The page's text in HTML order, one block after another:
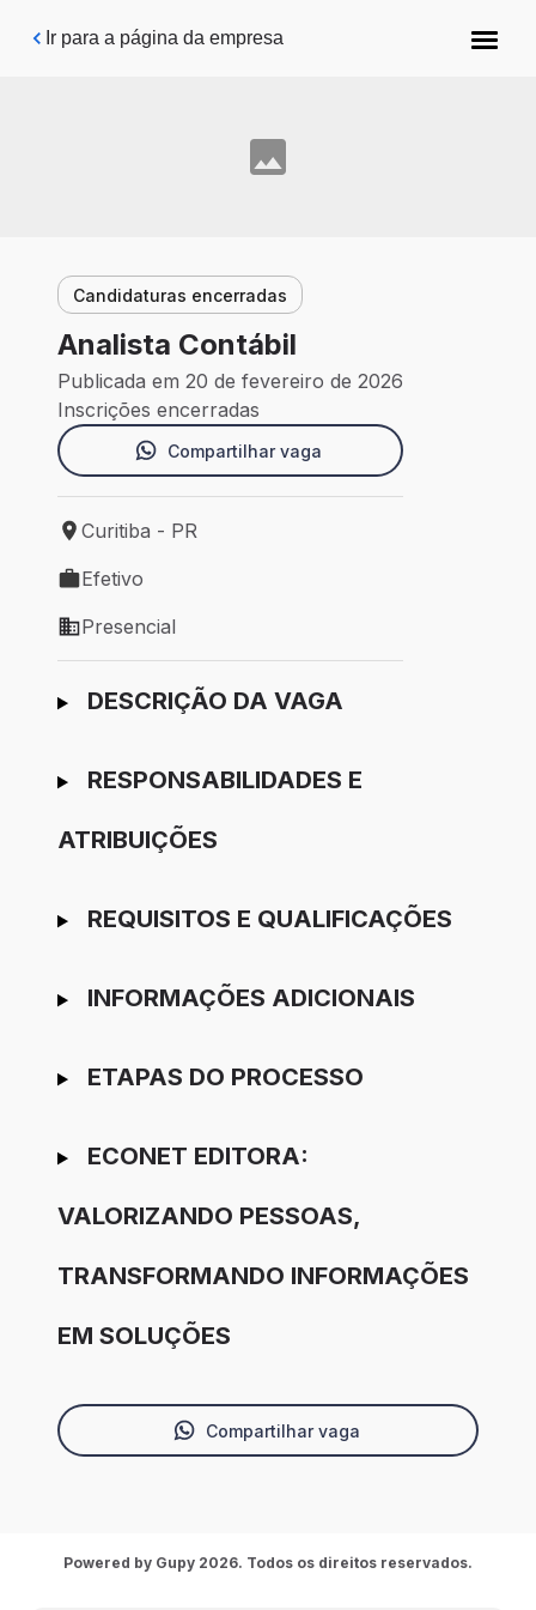
Pular para o conteúdo principal
Ir para a página da empresa
Candidaturas encerradas
Analista Contábil
Publicada em 20 de fevereiro de 2026
Inscrições encerradas
Compartilhar vaga
Local de trabalho: Curitiba - PR
Curitiba - PR
Tipo de vaga: Efetivo
Efetivo
Modelo de trabalho: Presencial
Presencial
Ir para candidatura
DESCRIÇÃO DA VAGA
RESPONSABILIDADES E
ATRIBUIÇÕES
REQUISITOS E QUALIFICAÇÕES
INFORMAÇÕES ADICIONAIS
ETAPAS DO PROCESSO
ECONET EDITORA:
VALORIZANDO PESSOAS,
TRANSFORMANDO INFORMAÇÕES
EM SOLUÇÕES
Compartilhar vaga
Powered by Gupy 2026. Todos os direitos reservados.